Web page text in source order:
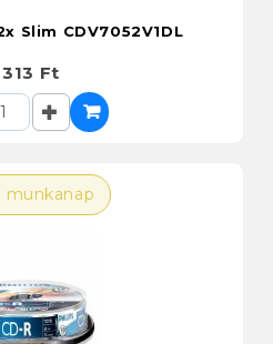
Slim CDV7052V1DL
313 Ft
munkanap